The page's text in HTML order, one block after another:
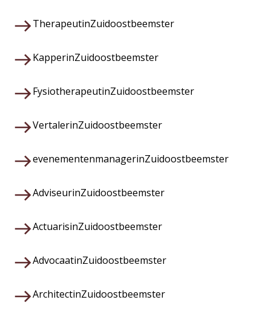
TherapeutinZuidoostbeemster
KapperinZuidoostbeemster
FysiotherapeutinZuidoostbeemster
VertalerinZuidoostbeemster
evenementenmanagerinZuidoostbeemster
AdviseurinZuidoostbeemster
ActuarisinZuidoostbeemster
AdvocaatinZuidoostbeemster
ArchitectinZuidoostbeemster